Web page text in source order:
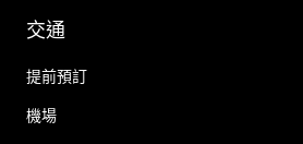
交通
提前預訂
機場